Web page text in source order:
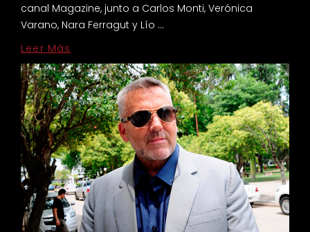
canal Magazine, junto a Carlos Monti, Verónica
Varano, Nara Ferragut y Lío …
Leer Más